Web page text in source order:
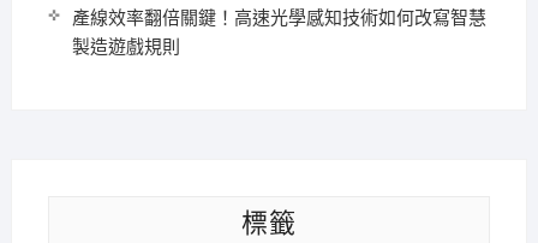
產線效率翻倍關鍵！高速光學感知技術如何改寫智慧
製造遊戲規則
標籤